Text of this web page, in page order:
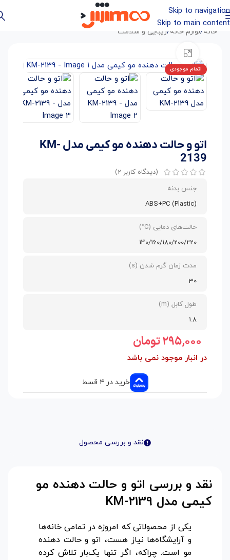
Skip to navigation
Skip to main content
خانه /لوازم خانه /زیبایی و سلامت
اتمام موجودی
اتو و حالت دهنده مو کیمی مدل KM-
2139
(دیدگاه کاربر 2
)
جنس بدنه
ABS+PC (Plastic)
حالت‌های دمایی (C°)
140/160/180/200/220
مدت زمان گرم شدن (s)
30
طول کابل (m)
1.8
۲۹۵,۰۰۰تومان
در انبار موجود نمی باشد
خرید در ۴ قسط
نقد و بررسی محصول
نقد و بررسی اتو و حالت دهنده مو
کیمی مدل KM-2139
یکی از محصولاتی که امروزه در تمامی خانه‌ها
و آرایشگاه‌ها نیاز هست، اتو و حالت دهنده‌
مو است. چراکه، اگر تنها یک‌بار تلاش کرده